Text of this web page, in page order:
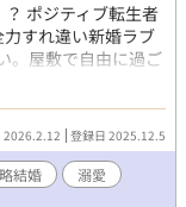
？ ポジティブ転生者
すれ違い新婚ラブ
。屋敷で自由に過ご
は男子高校生）
らそう告げられ
興味がないんだな！
とポジティブに解
、偽名を使って憧
俺に無関心」 そう
2026.2.12 登録日 2025.12.5
結婚
溺愛